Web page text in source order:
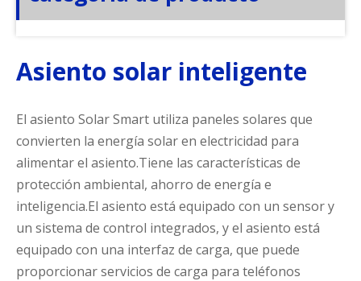
Asiento solar inteligente
El asiento Solar Smart utiliza paneles solares que
convierten la energía solar en electricidad para
alimentar el asiento.Tiene las características de
protección ambiental, ahorro de energía e
inteligencia.El asiento está equipado con un sensor y
un sistema de control integrados, y el asiento está
equipado con una interfaz de carga, que puede
proporcionar servicios de carga para teléfonos